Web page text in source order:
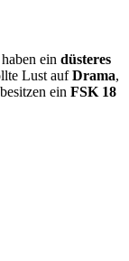
ein düsteres
Lust aufDrama,
ein FSK 18